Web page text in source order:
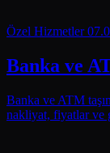
Özel Hizmetler
Banka ve
Banka ve ATM
nakliyat, fiyatlar ve